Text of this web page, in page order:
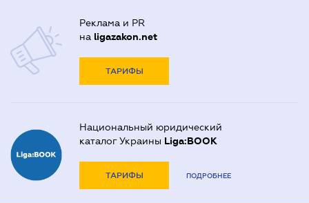
Реклама и PR
на ligazakon.net
ТАРИФЫ
Национальный юридический
каталог Украины Liga:BOOK
ТАРИФЫ ПОДРОБНЕЕ